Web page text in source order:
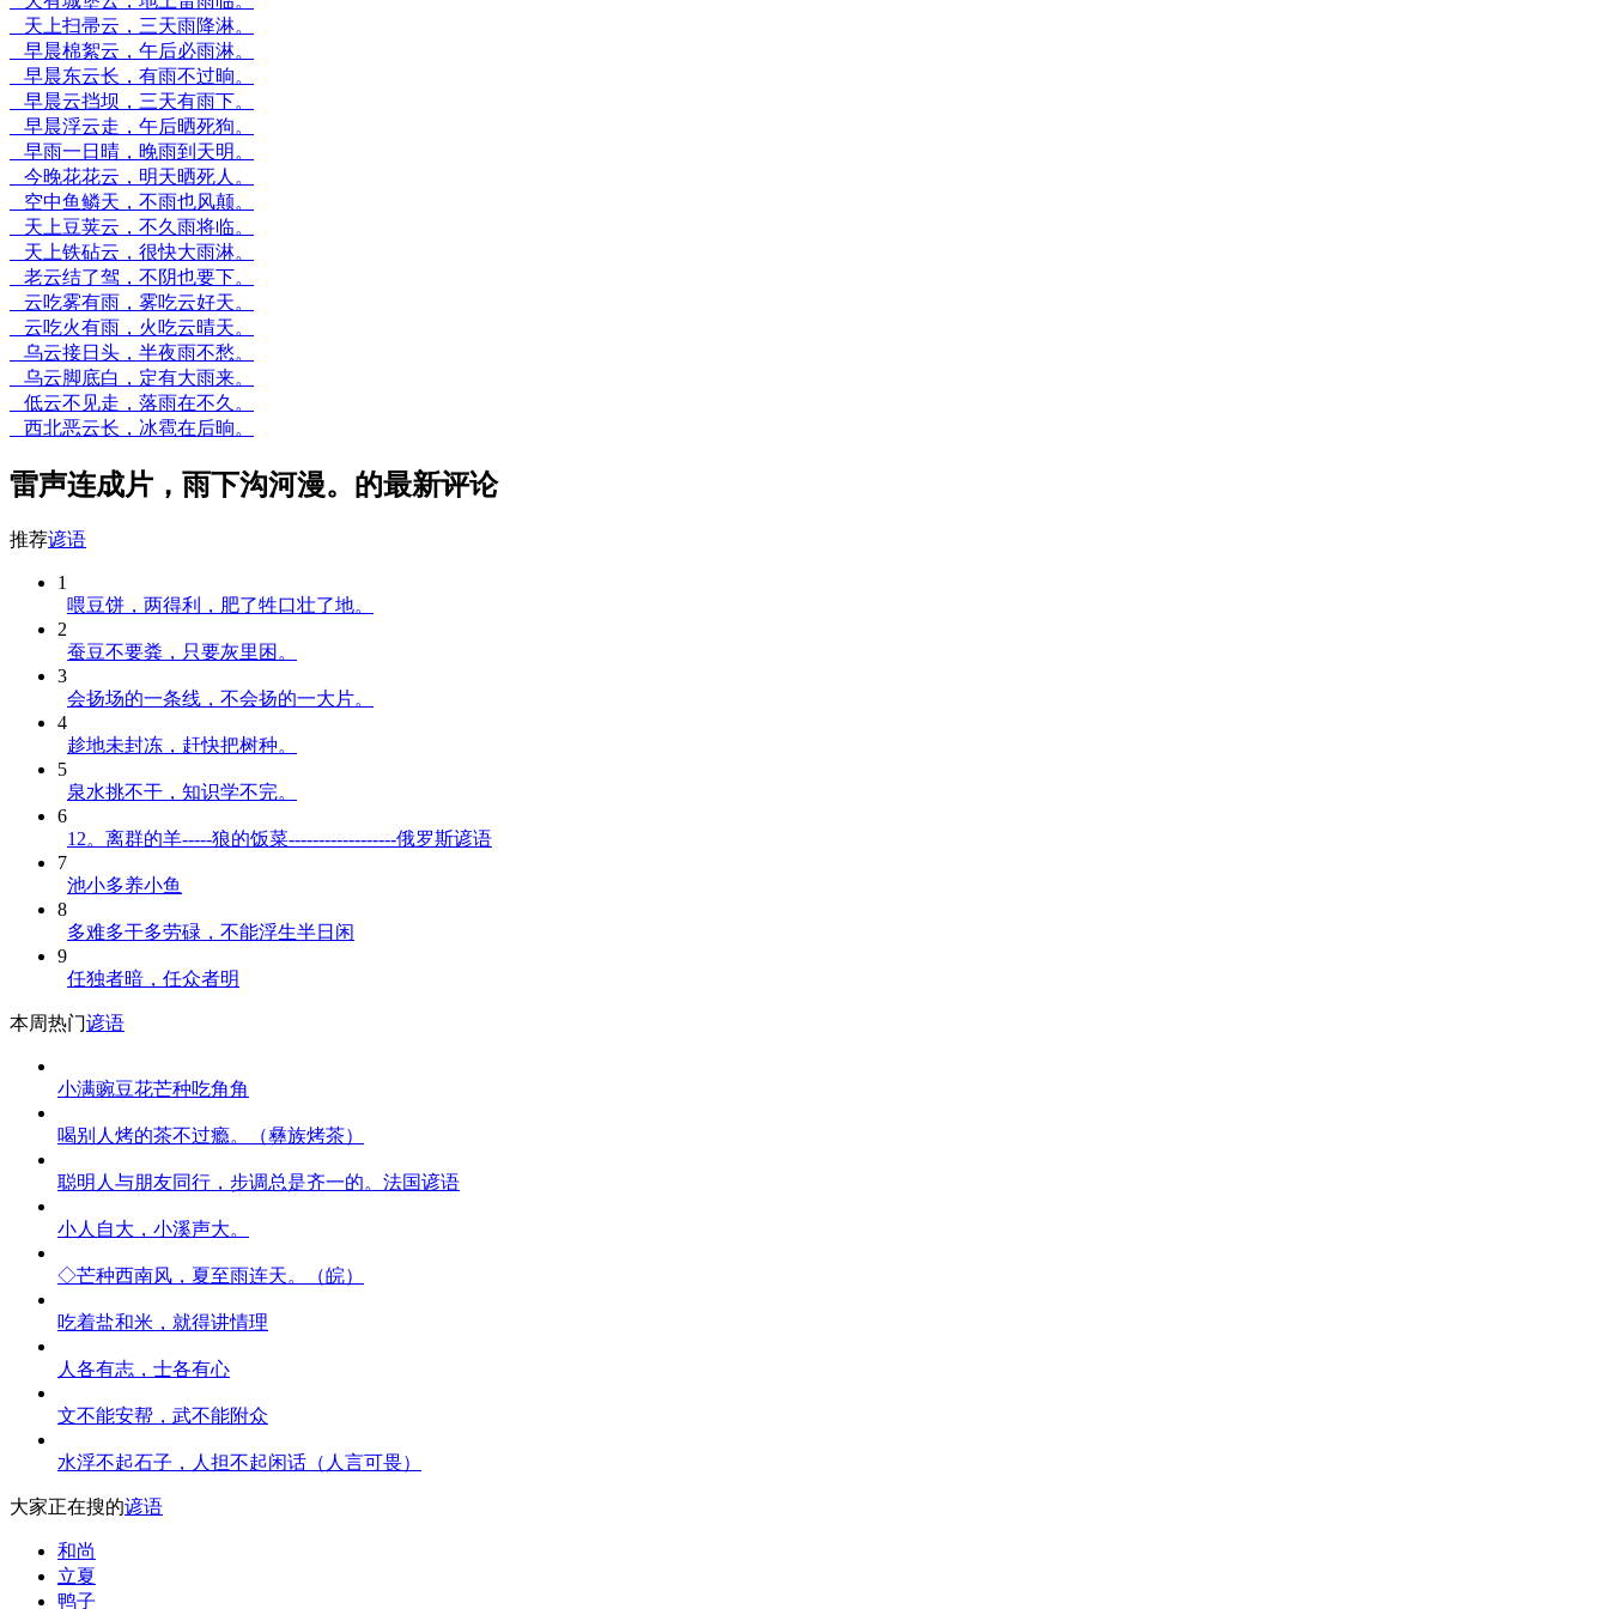
天上扫帚云，三天雨降淋。
早晨棉絮云，午后必雨淋。
早晨东云长，有雨不过晌。
早晨云挡坝，三天有雨下。
早晨浮云走，午后晒死狗。
早雨一日晴，晚雨到天明。
今晚花花云，明天晒死人。
空中鱼鳞天，不雨也风颠。
天上豆荚云，不久雨将临。
天上铁砧云，很快大雨淋。
老云结了驾，不阴也要下。
云吃雾有雨，雾吃云好天。
云吃火有雨，火吃云晴天。
乌云接日头，半夜雨不愁。
乌云脚底白，定有大雨来。
低云不见走，落雨在不久。
西北恶云长，冰雹在后晌。
雷声连成片，雨下沟河漫。的最新评论
推荐谚语
1
喂豆饼，两得利，肥了牲口壮了地。
2
蚕豆不要粪，只要灰里困。
3
会扬场的一条线，不会扬的一大片。
4
趁地未封冻，赶快把树种。
5
泉水挑不干，知识学不完。
6
12。离群的羊-----狼的饭菜------------------俄罗斯谚语
7
池小多养小鱼
8
多难多干多劳碌，不能浮生半日闲
9
任独者暗，任众者明
本周热门谚语
小满豌豆花芒种吃角角
喝别人烤的茶不过瘾。（彝族烤茶）
聪明人与朋友同行，步调总是齐一的。法国谚语
小人自大，小溪声大。
◇芒种西南风，夏至雨连天。（皖）
吃着盐和米，就得讲情理
人各有志，士各有心
文不能安帮，武不能附众
水浮不起石子，人担不起闲话（人言可畏）
大家正在搜的谚语
和尚
立夏
鸭子